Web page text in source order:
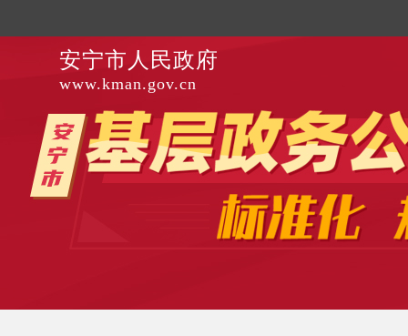
安宁市人民政府
www.kman.gov.cn